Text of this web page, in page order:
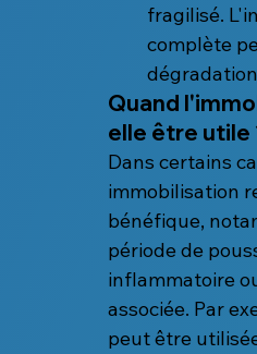
fragilisé.
complète
Quand
elle être utile
Dans certains
immobilisation
bénéfique,
période de
inflammatoire
associée. Par
peut être